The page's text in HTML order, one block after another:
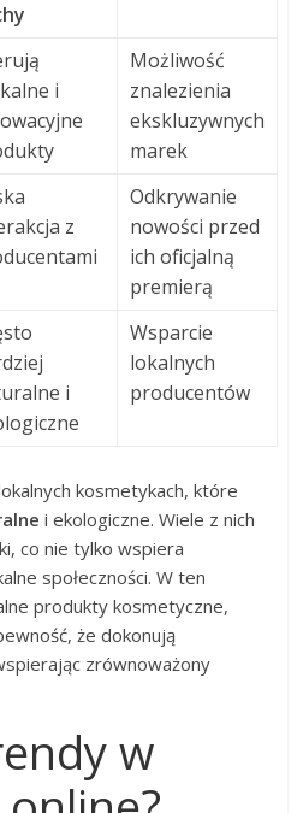
i
Możliwość
znalezienia
ekskluzywnych
marek
z
Odkrywanie
nowości przed
ich oficjalną
premierą
i
Wsparcie
lokalnych
producentów
kosmetykach, które
i ekologiczne. Wiele z nich
co nie tylko wspiera
społeczności. W ten
produkty kosmetyczne,
że dokonują
zrównoważony
w